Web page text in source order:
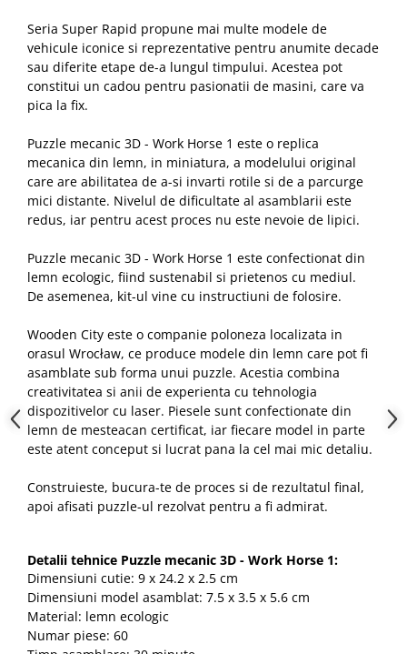
Seria Super Rapid propune mai multe modele de
vehicule iconice si reprezentative pentru anumite decade
sau diferite etape de-a lungul timpului. Acestea pot
constitui un cadou pentru pasionatii de masini, care va
pica la fix.
Puzzle mecanic 3D - Work Horse 1 este o replica
mecanica din lemn, in miniatura, a modelului original
care are abilitatea de a-si invarti rotile si de a parcurge
mici distante. Nivelul de dificultate al asamblarii este
redus, iar pentru acest proces nu este nevoie de lipici.
Puzzle mecanic 3D - Work Horse 1 este confectionat din
lemn ecologic, fiind sustenabil si prietenos cu mediul.
De asemenea, kit-ul vine cu instructiuni de folosire.
Wooden City este o companie poloneza localizata in
orasul Wrocław, ce produce modele din lemn care pot fi
asamblate sub forma unui puzzle. Acestia combina
creativitatea si anii de experienta cu tehnologia
dispozitivelor cu laser. Piesele sunt confectionate din
lemn de mesteacan certificat, iar fiecare model in parte
este atent conceput si lucrat pana la cel mai mic detaliu.
Construieste, bucura-te de proces si de rezultatul final,
apoi afisati puzzle-ul rezolvat pentru a fi admirat.
Detalii tehnice Puzzle mecanic 3D - Work Horse 1:
Dimensiuni cutie: 9 x 24.2 x 2.5 cm
Dimensiuni model asamblat: 7.5 x 3.5 x 5.6 cm
Material: lemn ecologic
Numar piese: 60